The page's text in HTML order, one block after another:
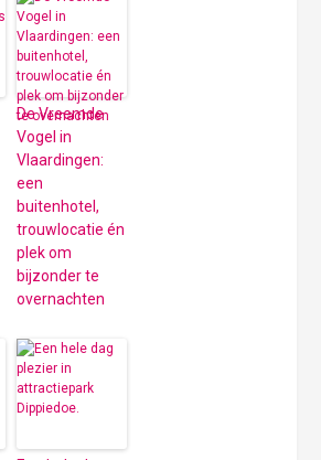
De Vreemde
Vogel in
Vlaardingen:
een
buitenhotel,
trouwlocatie én
plek om
bijzonder te
overnachten